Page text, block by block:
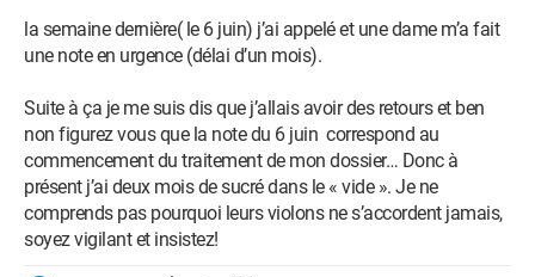
la semaine dernière( le 6 juin) j’ai appelé et une dame m’a fait
une note en urgence (délai d’un mois).
Suite à ça je me suis dis que j’allais avoir des retours et ben
non figurez vous que la note du 6 juin correspond au
commencement du traitement de mon dossier… Donc à
présent j’ai deux mois de sucré dans le « vide ». Je ne
comprends pas pourquoi leurs violons ne s’accordent jamais,
soyez vigilant et insistez!